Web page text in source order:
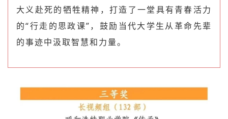
大义赴死的牺牲精神，打造了一堂具有青春活力
的“行走的思政课”，鼓励当代大学生从革命先辈
的事迹中汲取智慧和力量。